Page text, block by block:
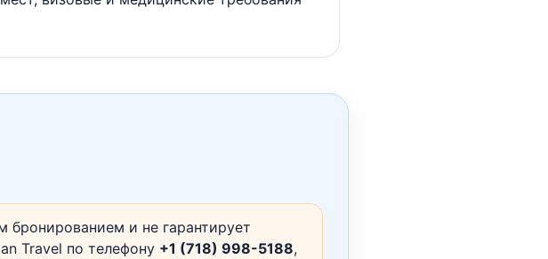
бронированием и не гарантирует
Travel по телефону +1 (718) 998-5188,